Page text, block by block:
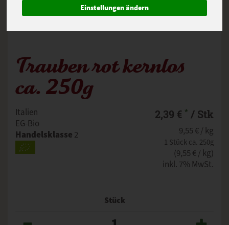
Einstellungen ändern
Trauben rot kernlos
ca. 250g
Italien
EG-Bio
Handelsklasse 2
2,39 € * / Stk
9,55 € / kg
1 Stück ca. 250g
(9,55 € / kg)
inkl. 7% MwSt.
Stück